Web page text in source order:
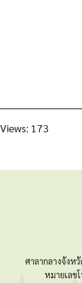
173
ศาลากลางจังห
หมายเลข